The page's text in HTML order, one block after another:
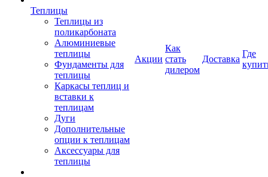
Теплицы
Теплицы из
поликарбоната
Алюминиевые
теплицы
Фундаменты для
теплицы
Каркасы теплиц и
вставки к
теплицам
Дуги
Дополнительные
опции к теплицам
Аксессуары для
теплицы
Акции
Как
стать
дилером
Доставка
Где